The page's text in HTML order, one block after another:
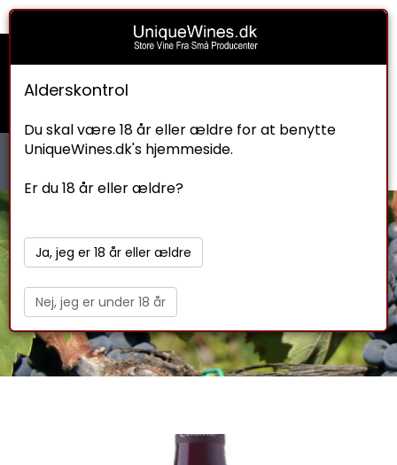
Indkøbskurv Check ud Om os
0
Alderskontrol
Du skal være 18 år eller ældre for at benytte
UniqueWines.dk's hjemmeside.
Er du 18 år eller ældre?
Ja, jeg er 18 år eller ældre
Nej, jeg er under 18 år
Oversigt over alle vores rødvine.